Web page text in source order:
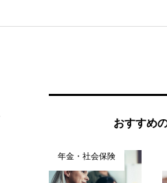
おすすめ
年金・社会保険